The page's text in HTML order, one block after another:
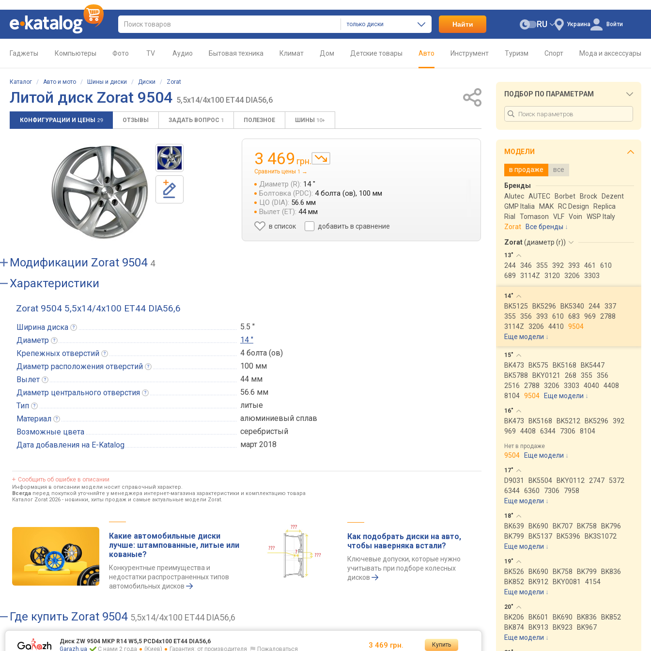
только диски Найти Украина
RU Войти
Гаджеты Компьютеры Фото TV Аудио Бытовая техника Климат Дом Детские товары Авто Инструмент Туризм Спорт Мода и аксессуары
Каталог / Авто и мото / Шины и диски / Диски / Zorat
Литой диск Zorat 9504 5,5x14/4x100 ET44 DIA56,6
КОНФИГУРАЦИИ И ЦЕНЫ 29 ОТЗЫВЫ ЗАДАТЬ ВОПРОС 1 ПОЛЕЗНОЕ ШИНЫ 10+
3 469 грн.
Сравнить цены 1 →
Диаметр (R): 14 "
Болтовка (PDC): 4 болта (ов), 100 мм
ЦО (DIA): 56.6 мм
Вылет (ET): 44 мм
в список добавить в сравнение
Модификации Zorat 9504 4
Характеристики
Zorat 9504 5,5x14/4x100 ET44 DIA56,6
Ширина диска
5.5 "
Диаметр
14 "
Крепежных отверстий
4 болта (ов)
Диаметр расположения отверстий
100 мм
Вылет
44 мм
Диаметр центрального отверстия
56.6 мм
Тип
литые
Материал
алюминиевый сплав
Возможные цвета
серебристый
Дата добавления на E-Katalog
март 2018
Сообщить об ошибке в описании
Информация в описании модели носит справочный характер.
Всегда перед покупкой уточняйте у менеджера интернет-магазина характеристики и комплектацию товара
Каталог Zorat 2026 - новинки, хиты продаж и самые актуальные модели Zorat.
Какие автомобильные диски
лучше: штампованные, литые или
кованые?
Конкурентные преимущества и
недостатки распространенных типов
автомобильных дисков
Как подобрать диски на авто,
чтобы наверняка встали?
Ключевые допуски, которые нужно
учитывать при подборе колесных
дисков
Где купить Zorat 9504 5,5x14/4x100 ET44 DIA56,6
Диск ZW 9504 MKP R14 W5,5 PCD4x100 ET44 DIA56,6
Garazh.ua
С нами 2 года (Киев) Гарантия: от производителя Пожаловаться 3 469 грн. Купить
ПОДБОР ПО ПАРАМЕТРАМ
МОДЕЛИ
в продаже все
Бренды
Alutec AUTEC Borbet Brock
Dezent
GMP Italia
MAK RC Design
Replica
Rial
Tomason VLF Voin
WSP Italy
Zorat
Все бренды
Zorat(диаметр (r))
13"
244 346 355 392 393 461
610
689
3114Z 3120 3206 3303
14"
BK5125 BK5296 BK5340 244 337
355
356 393 610 683 969
2788
3114Z
3206 4410
9504
Еще модели ↓
15"
BK473 BK575 BK5168
BK5447
BK5788
BKY0121 268 355
356
2516
2788 3206 3303 4040
4408
8104 9504 Еще модели ↓
16"
BK473 BK5168 BK5212 BK5296
392
969
4408 6344 7306 8104
Нет в продаже
9504 Еще модели ↓
17"
D9031 BK5504 BKY0112 2747
5372
6344 6360 7306
7958
Еще модели ↓
18"
BK639 BK690 BK707 BK758
BK796
BK799
BK5137 BK5396
BK3S1072
Еще модели ↓
19"
BK526 BK690 BK758 BK799
BK836
BK852
BK912 BKY0081
4154
Еще модели ↓
20"
BK206 BK601 BK690 BK836
BK852
BK874
BK913 BK923
BK967
Еще модели ↓